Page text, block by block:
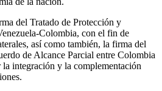
del Tratado de Protección y
Colombia, con el fin de
así como también, la firma del
de Alcance Parcial entre Colombia
integración y la complementación